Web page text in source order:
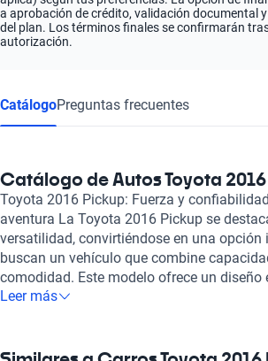
a aprobación de crédito, validación documental
del plan. Los términos finales se confirmarán
autorización.
CatálogoPreguntas frecuentes
Catálogo de Autos Toyota
Toyota 2016 Pickup: Fuerza y
aventura La Toyota 2016 Pickup se
versatilidad, convirtiéndose en una opción
buscan un vehículo que combine
comodidad. Este modelo ofrece un diseño
refleja su naturaleza resistente, mientras
Entre sus principales características, se
Leer más